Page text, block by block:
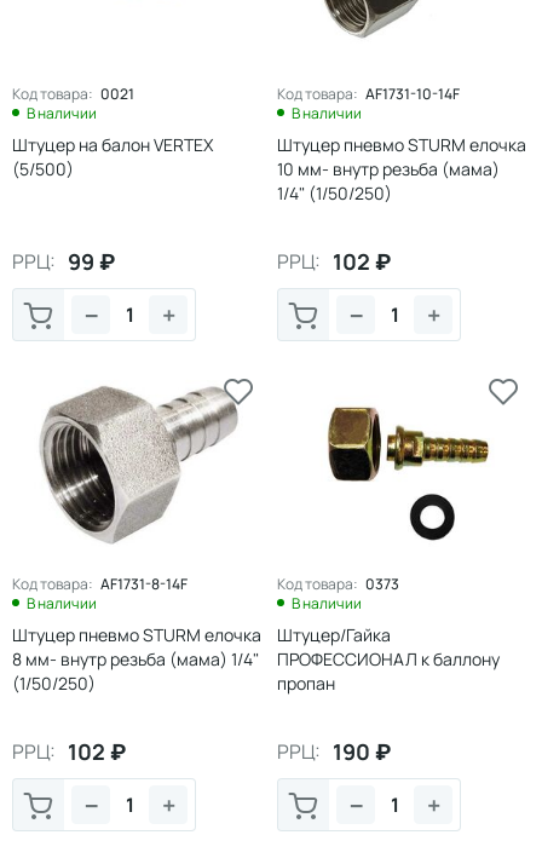
Код товара: 0021
В наличии
Штуцер на балон VERTEX
(5/500)
РРЦ: 99 ₽
+
−
Код товара: AF1731-10-14F
В наличии
Штуцер пневмо STURM елочка
10 мм- внутр резьба (мама)
1/4" (1/50/250)
РРЦ: 102 ₽
+
−
Код товара: AF1731-8-14F
В наличии
Штуцер пневмо STURM елочка
8 мм- внутр резьба (мама) 1/4"
(1/50/250)
РРЦ: 102 ₽
+
−
Код товара: 0373
В наличии
Штуцер/Гайка
ПРОФЕССИОНАЛ к баллону
пропан
РРЦ: 190 ₽
+
−